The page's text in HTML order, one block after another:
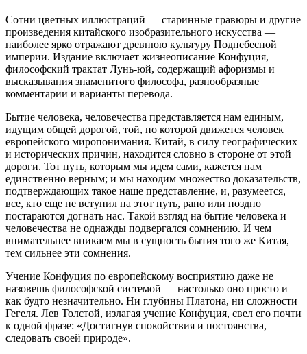
Сотни цветных иллюстраций — старинные гравюры и другие
произведения китайского изобразительного искусства —
наиболее ярко отражают древнюю культуру Поднебесной
империи. Издание включает жизнеописание Конфуция,
философский трактат Лунь-юй, содержащий афоризмы и
высказывания знаменитого философа, разнообразные
комментарии и варианты перевода.
Бытие человека, человечества представляется нам единым,
идущим общей дорогой, той, по которой движется человек
европейского миропонимания. Китай, в силу географических
и исторических причин, находится словно в стороне от этой
дороги. Тот путь, которым мы идем сами, кажется нам
единственно верным; и мы находим множество доказательств,
подтверждающих такое наше представление, и, разумеется,
все, кто еще не вступил на этот путь, рано или поздно
постараются догнать нас. Такой взгляд на бытие человека и
человечества не однажды подвергался сомнению. И чем
внимательнее вникаем мы в сущность бытия того же Китая,
тем сильнее эти сомнения.
Учение Конфуция по европейскому восприятию даже не
назовешь философской системой — настолько оно просто и
как будто незначительно. Ни глубины Платона, ни сложности
Гегеля. Лев Толстой, излагая учение Конфуция, свел его почти
к одной фразе: «Достигнув спокойствия и постоянства,
следовать своей природе».